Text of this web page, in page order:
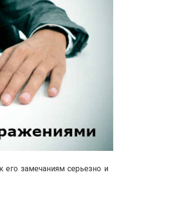
замечаниям серьезно и